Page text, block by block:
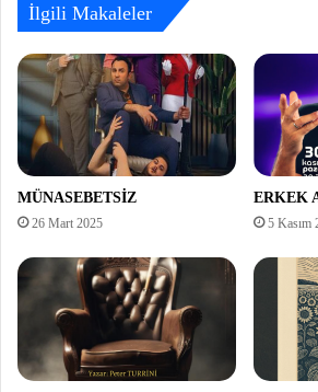
İlgili Makaleler
MÜNASEBETSİZ
26 Mart 2025
ERKEK
5 Kasım